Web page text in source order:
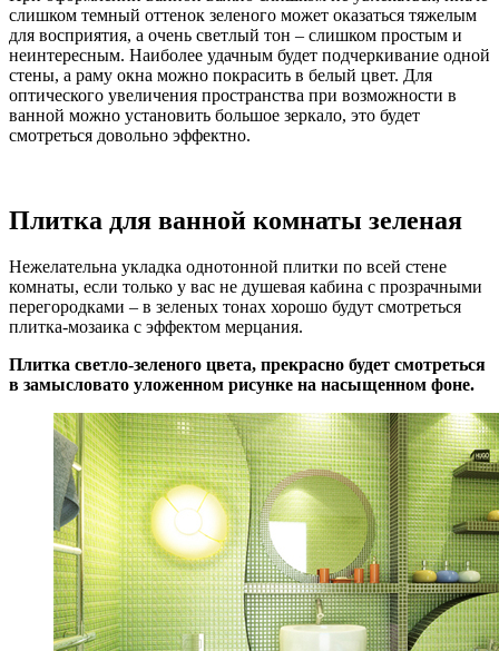
слишком темный оттенок зеленого может оказаться тяжелым
для восприятия, а очень светлый тон – слишком простым и
неинтересным. Наиболее удачным будет подчеркивание одной
стены, а раму окна можно покрасить в белый цвет. Для
оптического увеличения пространства при возможности в
ванной можно установить большое зеркало, это будет
смотреться довольно эффектно.
Плитка для ванной комнаты зеленая
Нежелательна укладка однотонной плитки по всей стене
комнаты, если только у вас не душевая кабина с прозрачными
перегородками – в зеленых тонах хорошо будут смотреться
плитка-мозаика с эффектом мерцания.
Плитка светло-зеленого цвета, прекрасно будет смотреться
в замысловато уложенном рисунке на насыщенном фоне.